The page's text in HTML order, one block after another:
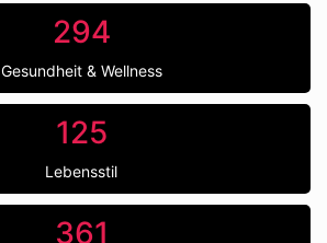
294
Gesundheit & Wellness
125
Lebensstil
361